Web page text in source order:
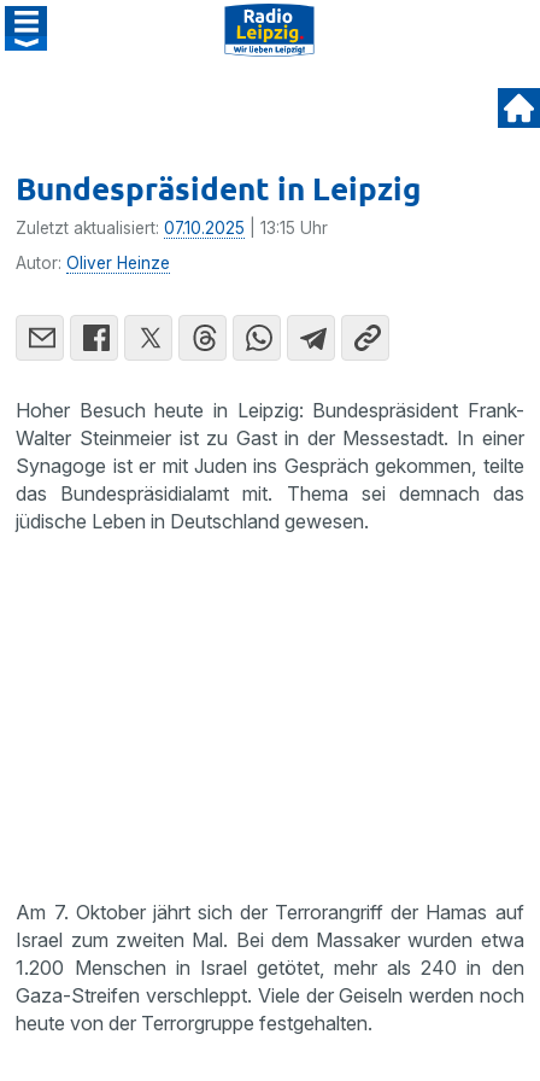
Bundespräsident in Leipzig
Zuletzt aktualisiert:07.10.2025 | 13:15 Uhr
Autor:Oliver Heinze
Hoher Besuch heute in Leipzig: Bundespräsident Frank-
Walter Steinmeier ist zu Gast in der Messestadt. In einer
Synagoge ist er mit Juden ins Gespräch gekommen, teilte
das Bundespräsidialamt mit. Thema sei demnach das
jüdische Leben in Deutschland gewesen.
Am 7. Oktober jährt sich der Terrorangriff der Hamas auf
Israel zum zweiten Mal. Bei dem Massaker wurden etwa
1.200 Menschen in Israel getötet, mehr als 240 in den
Gaza-Streifen verschleppt. Viele der Geiseln werden noch
heute von der Terrorgruppe festgehalten.